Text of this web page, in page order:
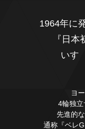
1964年に
『日
いす
ヨ
4輪独立
先進的
通称『ベレ